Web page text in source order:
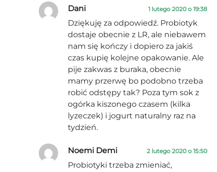
Dani 1 lutego 2020 o 19:38
Dziękuję za odpowiedź. Probiotyk
dostaje obecnie z LR, ale niebawem
nam się kończy i dopiero za jakiś
czas kupię kolejne opakowanie. Ale
pije zakwas z buraka, obecnie
mamy przerwę bo podobno trzeba
robić odstępy tak? Poza tym sok z
ogórka kiszonego czasem (kilka
lyzeczek) i jogurt naturalny raz na
tydzień.
Noemi Demi 2 lutego 2020 o 15:50
Probiotyki trzeba zmieniać,